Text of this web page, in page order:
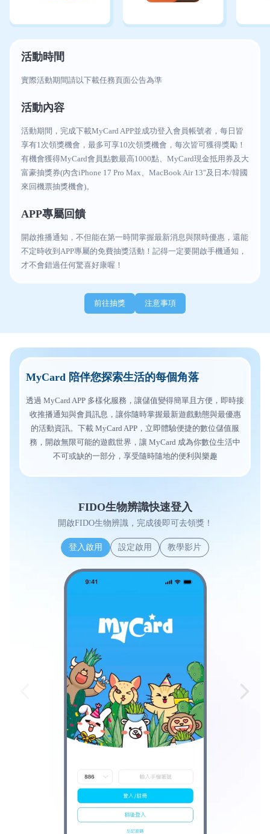
活動時間
實際活動期間請以下載任務頁面公告為準
活動內容
活動期間，完成下載MyCard APP並成功登入會員帳號者，每日皆
享有1次領獎機會，最多可享10次領獎機會，每次皆可獲得獎勵！
有機會獲得MyCard會員點數最高1000點、MyCard現金抵用券及大
富豪抽獎券(內含iPhone 17 Pro Max、MacBook Air 13"及日本/韓國
來回機票抽獎機會)。
APP專屬回饋
開啟推播通知，不但能在第一時間掌握最新消息與限時優惠，還能
不定時收到APP專屬的免費抽獎活動！記得一定要開啟手機通知，
才不會錯過任何驚喜好康喔！
前往抽獎 注意事項
MyCard 陪伴您探索生活的每個角落
透過 MyCard APP 多樣化服務，讓儲值變得簡單且方便，即時接
收推播通知與會員訊息，讓你隨時掌握最新遊戲動態與最優惠
的活動資訊。下載 MyCard APP，立即體驗便捷的數位儲值服
務，開啟無限可能的遊戲世界，讓 MyCard 成為你數位生活中
不可或缺的一部分，享受隨時隨地的便利與樂趣
FIDO生物辨識快速登入
開啟FIDO生物辨識，完成後即可去領獎！
登入啟用 設定啟用 教學影片